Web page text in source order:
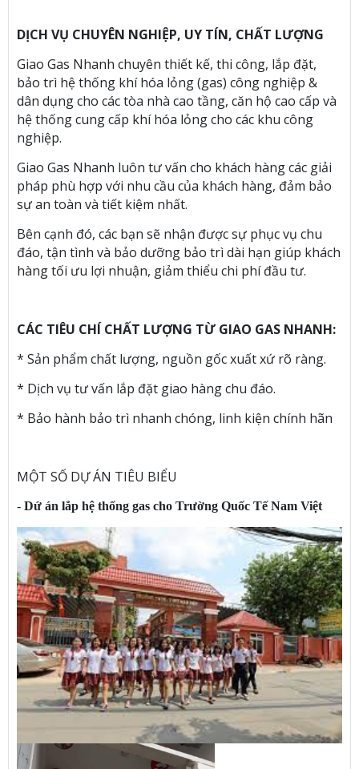
DỊCH VỤ CHUYÊN NGHIỆP, UY TÍN, CHẤT LƯỢNG
Giao Gas Nhanh chuyên thiết kế, thi công, lắp đặt,
bảo trì hệ thống khí hóa lỏng (gas) công nghiệp &
dân dụng cho các tòa nhà cao tầng, căn hộ cao cấp và
hệ thống cung cấp khí hóa lỏng cho các khu công
nghiệp.
Giao Gas Nhanh luôn tư vấn cho khách hàng các giải
pháp phù hợp với nhu cầu của khách hàng, đảm bảo
sự an toàn và tiết kiệm nhất.
Bên cạnh đó, các bạn sẽ nhận được sự phục vụ chu
đáo, tận tình và bảo dưỡng bảo trì dài hạn giúp khách
hàng tối ưu lợi nhuận, giảm thiểu chi phí đầu tư.
CÁC TIÊU CHÍ CHẤT LƯỢNG TỪ GIAO GAS NHANH:
* Sản phẩm chất lượng, nguồn gốc xuất xứ rõ ràng.
* Dịch vụ tư vấn lắp đặt giao hàng chu đáo.
* Bảo hành bảo trì nhanh chóng, linh kiện chính hãn
MỘT SỐ DỰ ÁN TIÊU BIỂU
- Dứ án lắp hệ thống gas cho Trường Quốc Tế Nam Việt